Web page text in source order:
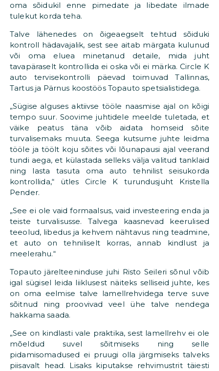
oma sõidukil enne pimedate ja libedate ilmade
tulekut korda teha.
Talve lähenedes on õigeaegselt tehtud sõiduki
kontroll hädavajalik, sest see aitab märgata kulunud
või oma eluea minetanud detaile, mida juht
tavapäraselt kontrollida ei oska või ei märka. Circle K
auto tervisekontrolli päevad toimuvad Tallinnas,
Tartus ja Pärnus koostöös Topauto spetsialistidega.
„Sügise alguses aktiivse tööle naasmise ajal on kõigi
tempo suur. Soovime juhtidele meelde tuletada, et
väike peatus täna võib aidata homseid sõite
turvalisemaks muuta. Seega kutsume juhte leidma
tööle ja töölt koju sõites või lõunapausi ajal veerand
tundi aega, et külastada selleks välja valitud tanklaid
ning lasta tasuta oma auto tehnilist seisukorda
kontrollida,“ ütles Circle K turundusjuht Kristella
Pender.
„See ei ole vaid formaalsus, vaid investeering enda ja
teiste turvalisusse. Talvega kaasnevad keerulised
teeolud, libedus ja kehvem nähtavus ning teadmine,
et auto on tehniliselt korras, annab kindlust ja
meelerahu.“
Topauto järelteeninduse juhi Risto Seileri sõnul võib
igal sügisel leida liiklusest näiteks selliseid juhte, kes
on oma eelmise talve lamellrehvidega terve suve
sõitnud ning proovivad veel ühe talve nendega
hakkama saada.
„See on kindlasti vale praktika, sest lamellrehv ei ole
mõeldud suvel sõitmiseks ning selle
pidamisomadused ei pruugi olla järgmiseks talveks
piisavalt head. Lisaks kiputakse rehvimustrit täiesti